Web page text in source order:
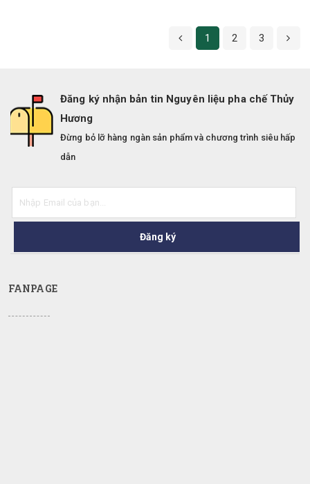
1 2 3
Đăng ký nhận bản tin Nguyên liệu pha chế Thủy
Hương
Đừng bỏ lỡ hàng ngàn sản phẩm và chương trình siêu hấp
dẫn
Đăng ký
FANPAGE